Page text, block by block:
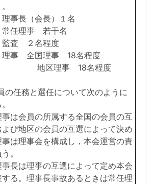
事長（会長）１名
任理事 若干名
査 ２名程度
事 全国理事 18名程度
理事 18名程度
任務と選任について次のように
は会員の所属する全国の会員の互
び地区の会員の互選によって決め
事は理事会を構成し，本会運営の責
。
長は理事の互選によって定め本会
する。理事長事故あるときは常任理